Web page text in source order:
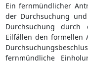
Ein fernmündlicher
der Durchsuchung
Durchsuchung
Eilfällen den formellen
fernmündliche